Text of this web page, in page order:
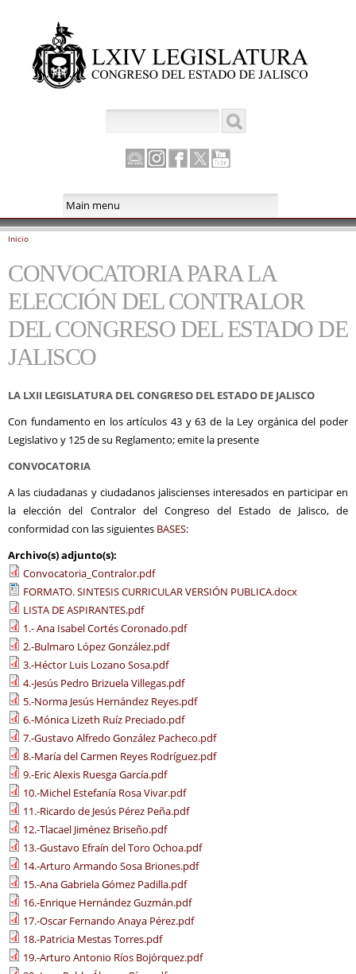
principal
Canal
Instagram
Facebook
Twitter
Inicio
CONVOCATORIA PARA LA
ELECCIÓN DEL CONTRALOR
DEL CONGRESO DEL ESTADO DE
JALISCO
LA LXII LEGISLATURA DEL CONGRESO DEL ESTADO DE JALISCO
Con fundamento en los artículos 43 y 63 de la Ley orgánica del poder
Legislativo y 125 de su Reglamento; emite la presente
CONVOCATORIA
A las ciudadanas y ciudadanos jaliscienses interesados en participar en
la elección del Contralor del Congreso del Estado de Jalisco, de
conformidad con las siguientes BASES:
Archivo(s) adjunto(s):
Convocatoria_Contralor.pdf
FORMATO. SINTESIS CURRICULAR VERSIÓN PUBLICA.docx
LISTA DE ASPIRANTES.pdf
1.- Ana Isabel Cortés Coronado.pdf
2.-Bulmaro López González.pdf
3.-Héctor Luis Lozano Sosa.pdf
4.-Jesús Pedro Brizuela Villegas.pdf
5.-Norma Jesús Hernández Reyes.pdf
6.-Mónica Lizeth Ruíz Preciado.pdf
7.-Gustavo Alfredo González Pacheco.pdf
8.-María del Carmen Reyes Rodríguez.pdf
9.-Eric Alexis Ruesga García.pdf
10.-Michel Estefanía Rosa Vivar.pdf
11.-Ricardo de Jesús Pérez Peña.pdf
12.-Tlacael Jiménez Briseño.pdf
13.-Gustavo Efraín del Toro Ochoa.pdf
14.-Arturo Armando Sosa Briones.pdf
15.-Ana Gabriela Gómez Padilla.pdf
16.-Enrique Hernández Guzmán.pdf
17.-Oscar Fernando Anaya Pérez.pdf
18.-Patricia Mestas Torres.pdf
19.-Arturo Antonio Ríos Bojórquez.pdf